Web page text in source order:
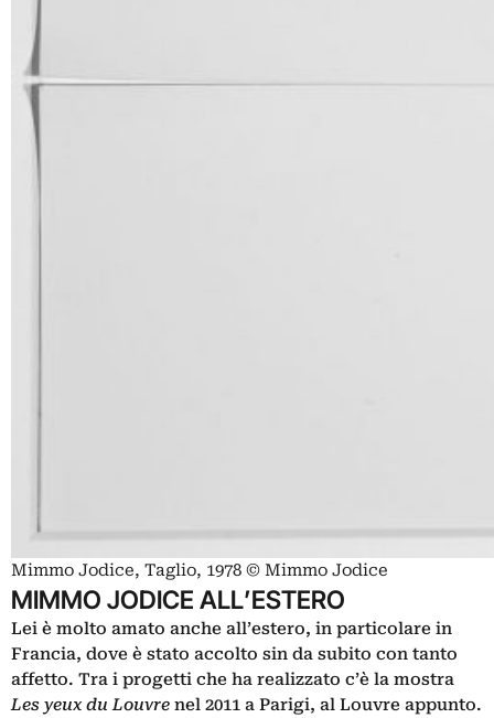
Mimmo Jodice, Taglio, 1978 © Mimmo Jodice
MIMMO JODICE ALL’ESTERO
Lei è molto amato anche all’estero, in particolare in
Francia, dove è stato accolto sin da subito con tanto
affetto. Tra i progetti che ha realizzato c’è la mostra
Les yeux du Louvre nel 2011 a Parigi, al Louvre appunto.